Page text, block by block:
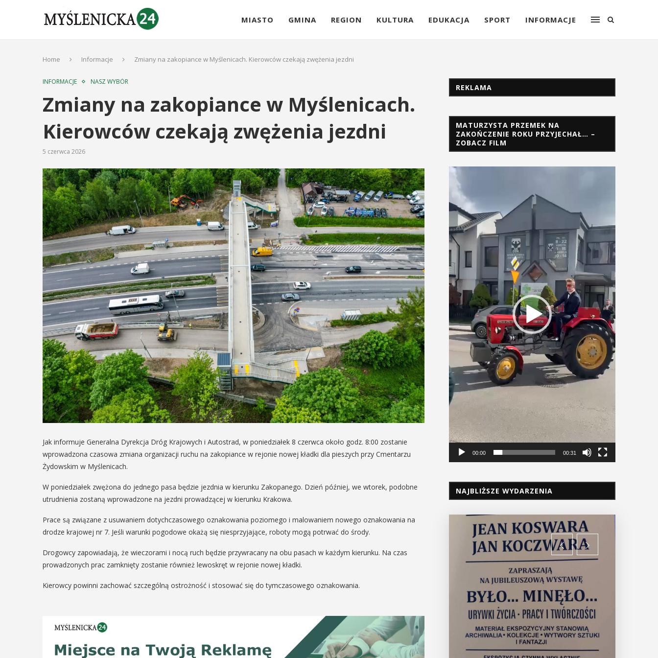
MIASTO GMINA REGION KULTURA EDUKACJA SPORT INFORMACJE
Home Informacje Zmiany na zakopiance w Myślenicach. Kierowców czekają zwężenia jezdni
INFORMACJE NASZ WYBÓR
Zmiany na zakopiance w Myślenicach.
Kierowców czekają zwężenia jezdni
5 czerwca 2026
Jak informuje Generalna Dyrekcja Dróg Krajowych i Autostrad, w poniedziałek 8 czerwca około godz. 8:00 zostanie
wprowadzona czasowa zmiana organizacji ruchu na zakopiance w rejonie nowej kładki dla pieszych przy Cmentarzu
Żydowskim w Myślenicach.
W poniedziałek zwężona do jednego pasa będzie jezdnia w kierunku Zakopanego. Dzień później, we wtorek, podobne
utrudnienia zostaną wprowadzone na jezdni prowadzącej w kierunku Krakowa.
Prace są związane z usuwaniem dotychczasowego oznakowania poziomego i malowaniem nowego oznakowania na
drodze krajowej nr 7. Jeśli warunki pogodowe okażą się niesprzyjające, roboty mogą potrwać do środy.
Drogowcy zapowiadają, że wieczorami i nocą ruch będzie przywracany na obu pasach w każdym kierunku. Na czas
prowadzonych prac zamknięty zostanie również lewoskręt w rejonie nowej kładki.
Kierowcy powinni zachować szczególną ostrożność i stosować się do tymczasowego oznakowania.
REKLAMA
MATURZYSTA PRZEMEK NA
ZAKOŃCZENIE ROKU PRZYJECHAŁ… –
ZOBACZ FILM
Odtwarzacz
video
00:00 00:31
NAJBLIŻSZE WYDARZENIA